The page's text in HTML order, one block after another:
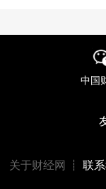
中国
关于财经网 ┊ 联系